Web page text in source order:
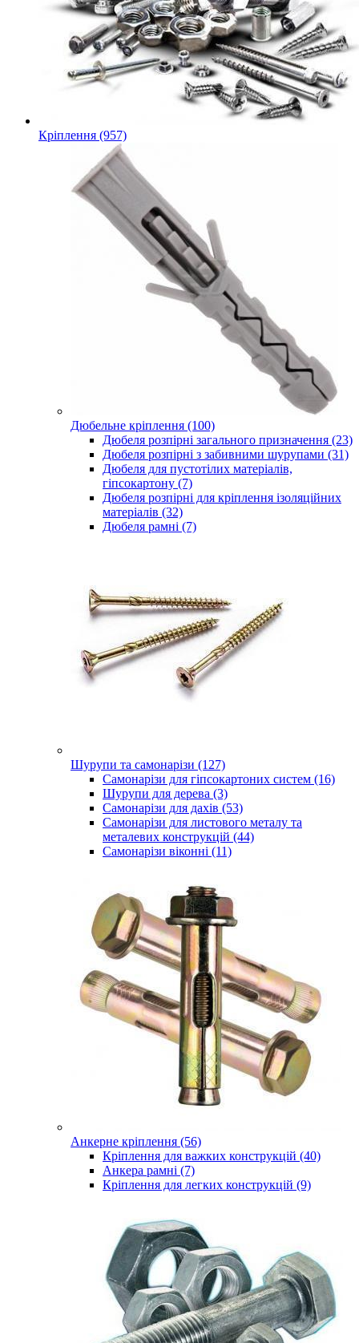
Кріплення (957)
Дюбельне кріплення (100)
Дюбеля розпірні загального призначення (23)
Дюбеля розпірні з забивними шурупами (31)
Дюбеля для пустотілих матеріалів,
гіпсокартону (7)
Дюбеля розпірні для кріплення ізоляційних
матеріалів (32)
Дюбеля рамні (7)
Шурупи та самонарізи (127)
Самонарізи для гіпсокартоних систем (16)
Шурупи для дерева (3)
Самонарізи для дахів (53)
Самонарізи для листового металу та
металевих конструкцій (44)
Самонарізи віконні (11)
Анкерне кріплення (56)
Кріплення для важких конструкцій (40)
Анкера рамні (7)
Кріплення для легких конструкцій (9)